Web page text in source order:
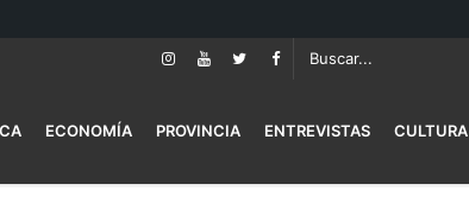
ECONOMÍA PROVINCIA ENTREVISTAS CULTURA